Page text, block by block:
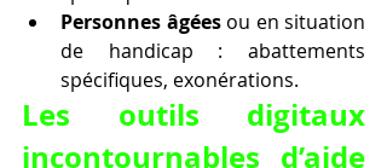
Personnes âgées ou en situation
de handicap : abattements
spécifiques, exonérations.
Les outils digitaux
incontournables d’aide